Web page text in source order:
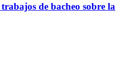
de bacheo sobre la